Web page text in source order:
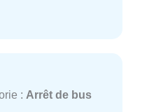
: Arrêt de bus